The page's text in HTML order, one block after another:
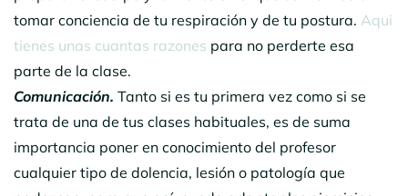
tomar conciencia de tu respiración y de tu postura. Aqui
tienes unas cuantas razones para no perderte esa
parte de la clase.
Comunicación. Tanto si es tu primera vez como si se
trata de una de tus clases habituales, es de suma
importancia poner en conocimiento del profesor
cualquier tipo de dolencia, lesión o patología que